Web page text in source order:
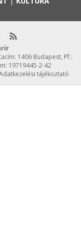
1406 Budapest, Pf.:
19719445-2-42
tájékoztató